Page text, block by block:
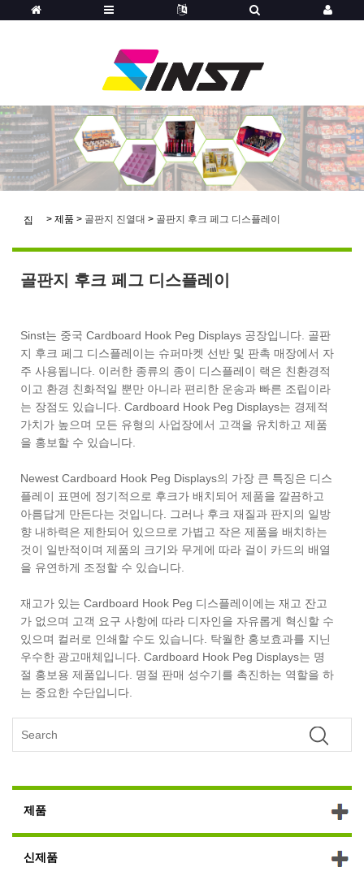
집 > 제품 > 골판지 진열대 > 골판지 후크 페그 디스플레이
골판지 후크 페그 디스플레이
Sinst는 중국 Cardboard Hook Peg Displays 공장입니다. 골판
지 후크 페그 디스플레이는 슈퍼마켓 선반 및 판촉 매장에서 자
주 사용됩니다. 이러한 종류의 종이 디스플레이 랙은 친환경적
이고 환경 친화적일 뿐만 아니라 편리한 운송과 빠른 조립이라
는 장점도 있습니다. Cardboard Hook Peg Displays는 경제적
가치가 높으며 모든 유형의 사업장에서 고객을 유치하고 제품
을 홍보할 수 있습니다.
Newest Cardboard Hook Peg Displays의 가장 큰 특징은 디스
플레이 표면에 정기적으로 후크가 배치되어 제품을 깔끔하고
아름답게 만든다는 것입니다. 그러나 후크 재질과 판지의 일방
향 내하력은 제한되어 있으므로 가볍고 작은 제품을 배치하는
것이 일반적이며 제품의 크기와 무게에 따라 걸이 카드의 배열
을 유연하게 조정할 수 있습니다.
재고가 있는 Cardboard Hook Peg 디스플레이에는 재고 잔고
가 없으며 고객 요구 사항에 따라 디자인을 자유롭게 혁신할 수
있으며 컬러로 인쇄할 수도 있습니다. 탁월한 홍보효과를 지닌
우수한 광고매체입니다. Cardboard Hook Peg Displays는 명
절 홍보용 제품입니다. 명절 판매 성수기를 촉진하는 역할을 하
는 중요한 수단입니다.
제품
신제품